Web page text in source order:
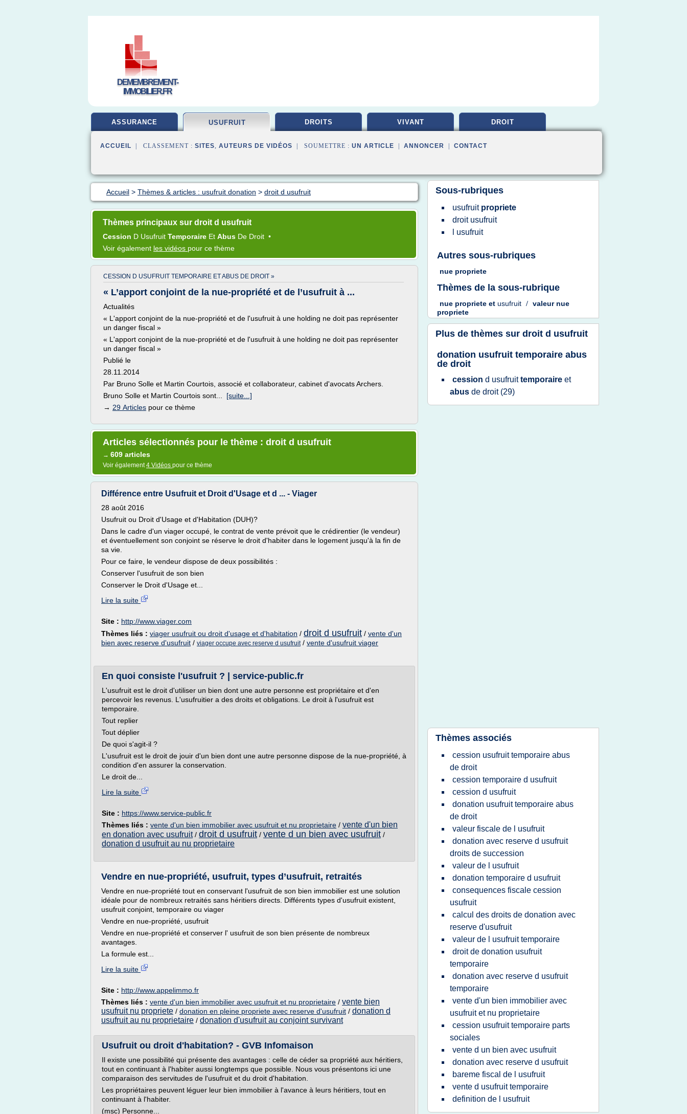
DEMEMBREMENT-
IMMOBILIER.FR
ASSURANCE USUFRUIT DROITS VIVANT DROIT
ACCUEIL | CLASSEMENT : SITES, AUTEURS DE VIDÉOS | SOUMETTRE : UN ARTICLE ANNONCER CONTACT
Accueil > Thèmes & articles : usufruit donation > droit d usufruit
Thèmes principaux sur droit d usufruit
Cession D Usufruit Temporaire Et Abus De Droit •
Voir également les vidéos pour ce thème
CESSION D USUFRUIT TEMPORAIRE ET ABUS DE DROIT »
« L’apport conjoint de la nue-propriété et de l’usufruit à ...
Actualités
« L'apport conjoint de la nue-propriété et de l'usufruit à une holding ne doit pas représenter
un danger fiscal »
« L'apport conjoint de la nue-propriété et de l'usufruit à une holding ne doit pas représenter
un danger fiscal »
Publié le
28.11.2014
Par Bruno Solle et Martin Courtois, associé et collaborateur, cabinet d'avocats Archers.
Bruno Solle et Martin Courtois sont... [suite...]
→ 29 Articles pour ce thème
Articles sélectionnés pour le thème : droit d usufruit
→ 609 articles
Voir également4 Vidéos pour ce thème
Différence entre Usufruit et Droit d'Usage et d ... - Viager
28 août 2016
Usufruit ou Droit d'Usage et d'Habitation (DUH)?
Dans le cadre d'un viager occupé, le contrat de vente prévoit que le crédirentier (le vendeur)
et éventuellement son conjoint se réserve le droit d'habiter dans le logement jusqu'à la fin de
sa vie.
Pour ce faire, le vendeur dispose de deux possibilités :
Conserver l'usufruit de son bien
Conserver le Droit d'Usage et...
Lire la suite
Site : http://www.viager.com
Thèmes liés : viager usufruit ou droit d'usage et d'habitation / droit d usufruit / vente d'un
bien avec reserve d'usufruit / viager occupe avec reserve d usufruit/ vente d'usufruit viager
En quoi consiste l'usufruit ? | service-public.fr
L'usufruit est le droit d'utiliser un bien dont une autre personne est propriétaire et d'en
percevoir les revenus. L'usufruitier a des droits et obligations. Le droit à l'usufruit est
temporaire.
Tout replier
Tout déplier
De quoi s'agit-il ?
L'usufruit est le droit de jouir d'un bien dont une autre personne dispose de la nue-propriété, à
condition d'en assurer la conservation.
Le droit de...
Lire la suite
Site : https://www.service-public.fr
Thèmes liés : vente d'un bien immobilier avec usufruit et nu proprietaire / vente d'un bien
en donation avec usufruit/ droit d usufruit / vente d un bien avec usufruit /
donation d usufruit au nu proprietaire
Vendre en nue-propriété, usufruit, types d’usufruit, retraités
Vendre en nue-propriété tout en conservant l'usufruit de son bien immobilier est une solution
idéale pour de nombreux retraités sans héritiers directs. Différents types d'usufruit existent,
usufruit conjoint, temporaire ou viager
Vendre en nue-propriété, usufruit
Vendre en nue-propriété et conserver l' usufruit de son bien présente de nombreux
avantages.
La formule est...
Lire la suite
Site : http://www.appelimmo.fr
Thèmes liés : vente d'un bien immobilier avec usufruit et nu proprietaire / vente bien
usufruit nu propriete / donation en pleine propriete avec reserve d'usufruit / donation d
usufruit au nu proprietaire / donation d'usufruit au conjoint survivant
Usufruit ou droit d'habitation? - GVB Infomaison
Il existe une possibilité qui présente des avantages : celle de céder sa propriété aux héritiers,
tout en continuant à l'habiter aussi longtemps que possible. Nous vous présentons ici une
comparaison des servitudes de l'usufruit et du droit d'habitation.
Les propriétaires peuvent léguer leur bien immobilier à l'avance à leurs héritiers, tout en
continuant à l'habiter.
(msc) Personne...
Sous-rubriques
usufruit propriete
droit usufruit
usufruit
Autres sous-rubriques
nue propriete
Thèmes de la sous-rubrique
nue propriete et usufruit / valeur nue
propriete
Plus de thèmes sur droit d usufruit
donation usufruit temporaire abus
de droit
cession d usufruittemporaire et
abus de droit (29)
Thèmes associés
cession usufruit temporaire abus
de droit
cession temporaire d usufruit
cession d usufruit
donation usufruit temporaire abus
de droit
valeur fiscale de l usufruit
donation avec reserve d usufruit
droits de succession
valeur de l usufruit
donation temporaire d usufruit
consequences fiscale cession
usufruit
calcul des droits de donation avec
reserve d'usufruit
valeur de l usufruit temporaire
droit de donation usufruit
temporaire
donation avec reserve d usufruit
temporaire
vente d'un bien immobilier avec
usufruit et nu proprietaire
cession usufruit temporaire parts
sociales
vente d un bien avec usufruit
donation avec reserve d usufruit
bareme fiscal de l usufruit
vente d usufruit temporaire
definition de l usufruit